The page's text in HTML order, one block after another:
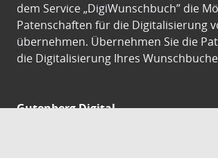
dem Service „DigiWunschbuch” die
Patenschaften für die Digitalisierung
übernehmen. Übernehmen Sie die
die Digitalisierung Ihres
Gutenberg Digital